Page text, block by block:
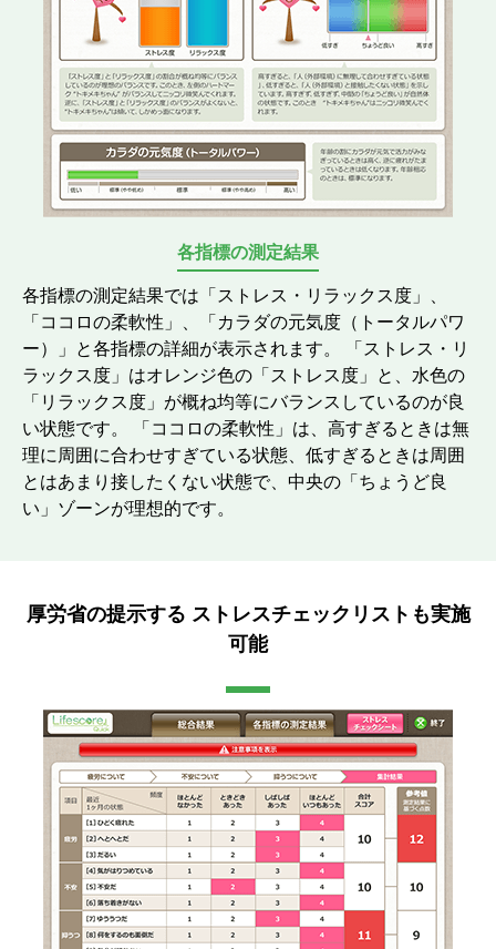
各指標の測定結果
各指標の測定結果では「ストレス・リラックス度」、
「ココロの柔軟性」、「カラダの元気度（トータルパワ
ー）」と各指標の詳細が表示されます。 「ストレス・リ
ラックス度」はオレンジ色の「ストレス度」と、水色の
「リラックス度」が概ね均等にバランスしているのが良
い状態です。 「ココロの柔軟性」は、高すぎるときは無
理に周囲に合わせすぎている状態、低すぎるときは周囲
とはあまり接したくない状態で、中央の「ちょうど良
い」ゾーンが理想的です。
厚労省の提示する ストレスチェックリストも実施
可能